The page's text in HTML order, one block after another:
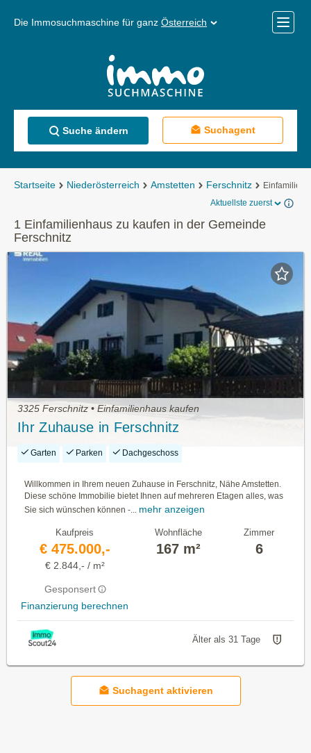
Die Immosuchmaschine für ganz Österreich
Menü
Suche ändern Suchagent
Startseite Niederösterreich Amstetten Ferschnitz
Aktuellste zuerst
1 Einfamilienhaus zu kaufen in der Gemeinde
Ferschnitz
3325 Ferschnitz • Einfamilienhaus kaufen
Ihr Zuhause in Ferschnitz
Garten Parken Dachgeschoss
Willkommen in Ihrem neuen Zuhause in Ferschnitz, Nähe Amstetten.
Diese schöne Immobilie bietet Ihnen auf mehreren Etagen alles, was
Sie sich wünschen können -...
mehr anzeigen
Kaufpreis
€ 475.000,-
€ 2.844,- / m²
Gesponsert
Finanzierung berechnen
Wohnfläche
167 m²
Zimmer
6
Älter als 31 Tage
Suchagent aktivieren